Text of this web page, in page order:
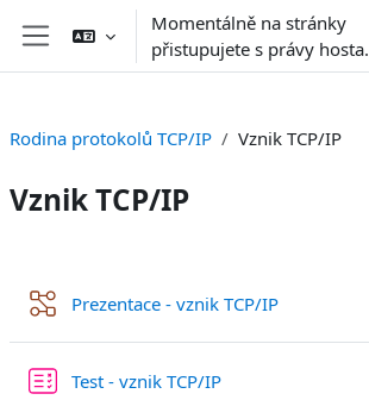
Přejít k hlavnímu obsahu
Boční panel
Momentálně na stránky
přistupujete s právy hosta.
Rodina protokolů TCP/IP Vznik TCP/IP
Vznik TCP/IP
Prezentace - vznik TCP/IPPřednáška
Test - vznik TCP/IP